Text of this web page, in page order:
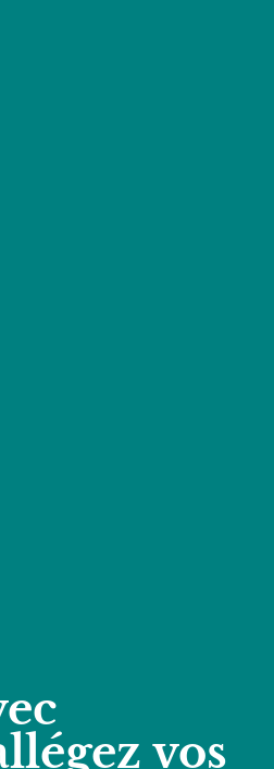
vos